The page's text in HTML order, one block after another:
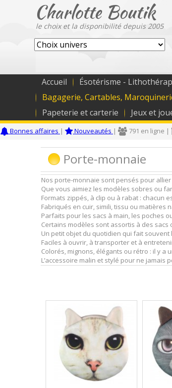
Charlotte Boutik
le choix et la disponibilité depuis 2005
Accueil Ésotérisme -
Bagagerie, Cartables,
Papeterie et carterie
Jeux et
Bonnes affaires | Nouveautés | 791 en ligne |
Porte-monnaie
Nos porte-monnaie sont pensés pour
Que vous aimiez les modèles sobres ou
Formats zippés, à clip ou à rabat : chacun
Fabriqués en cuir, simili, tissu ou matières
Parfaits pour les sacs à main, les poches
Certains modèles sont assortis à des
Un petit objet du quotidien qui fait
Faciles à ouvrir, à transporter et à
Colorés, mignons, élégants ou rétro : il y
L’accessoire malin et stylé pour ne jamais